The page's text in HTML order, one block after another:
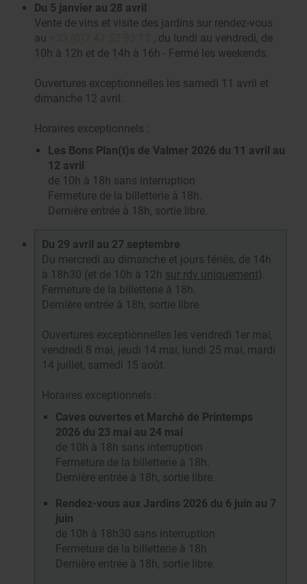
Du 5 janvier au 28 avril
Vente de vins et visite des jardins sur rendez-vous
au
, du lundi au vendredi, de
10h à 12h et de 14h à 16h - Fermé les weekends.
Ouvertures exceptionnelles les samedi 11 avril et
dimanche 12 avril.
Horaires exceptionnels :
Les Bons Plan(t)s de Valmer 2026 du 11 avril au
12 avril
de 10h à 18h sans interruption
Fermeture de la billetterie à 18h.
Dernière entrée à 18h, sortie libre.
Du 29 avril au 27 septembre
Du mercredi au dimanche et jours fériés, de 14h
à 18h30 (et de 10h à 12h sur rdv uniquement).
Fermeture de la billetterie à 18h.
Dernière entrée à 18h, sortie libre.
Ouvertures exceptionnelles les vendredi 1er mai,
vendredi 8 mai, jeudi 14 mai, lundi 25 mai, mardi
14 juillet, samedi 15 août.
Horaires exceptionnels :
Caves ouvertes et Marché de Printemps
2026 du 23 mai au 24 mai
de 10h à 18h sans interruption
Fermeture de la billetterie à 18h.
Dernière entrée à 18h, sortie libre.
Rendez-vous aux Jardins 2026 du 6 juin au 7
juin
de 10h à 18h30 sans interruption
Fermeture de la billetterie à 18h.
Dernière entrée à 18h, sortie libre.